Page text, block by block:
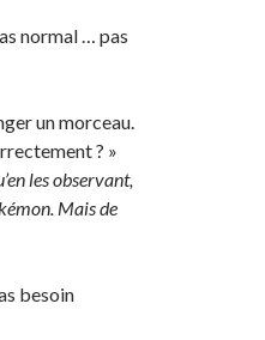
normal … pas
un morceau.
? »
les observant,
Mais de
besoin